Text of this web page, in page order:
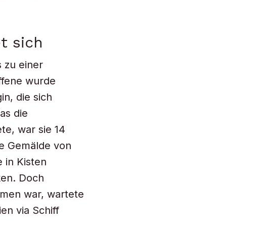
sich
zu einer
wurde
die sich
die
war sie 14
Gemälde von
in Kisten
Doch
war, wartete
via Schiff